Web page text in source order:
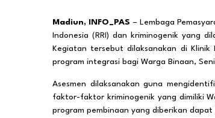
Madiun, INFO_PAS – Lembaga
Indonesia (RRI) dan kriminogenik yang
Kegiatan tersebut dilaksanakan di Klinik
program integrasi bagi Warga Binaan,
Asesmen dilaksanakan guna
faktor-faktor kriminogenik yang dimiliki
program pembinaan yang diberikan